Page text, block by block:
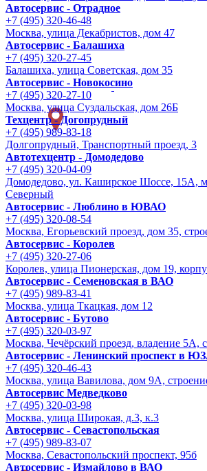
Автосервис - Отрадное
+7 (495) 320-46-48
Москва, улица Декабристов, дом 47
Автосервис - Балашиха
+7 (495) 320-27-45
Балашиха, улица Советская, дом 35
Автосервис - Новокосино
+7 (495) 320-27-10
Москва, улица Суздальская, дом 26Б
Техцентр - Догопрудный
+7 (495) 989-83-18
Долгопрудный, Транспортный проезд, 3
Автотехцентр - Домодедово
+7 (495) 320-04-09
Домодедово, ул. Каширское Шоссе, 15А,
Северный
Автосервис - Люблино в ЮВАО
+7 (495) 320-08-54
Москва, Егорьевский проезд, дом 35,
Автосервис - Королев
+7 (495) 320-27-06
Королев, улица Пионерская, дом 19,
Автосервис - Семеновская в ВАО
+7 (495) 989-83-41
Москва, улица Ткацкая, дом 12
Автосервис - Бутово
+7 (495) 320-03-97
Москва, Чечёрский проезд, владение 5А,
Автосервис - Ленинский проспект в
+7 (495) 320-46-43
Москва, улица Вавилова, дом 9A,
Автосервис Медведково
+7 (495) 320-03-98
Москва, улица Широкая, д.3, к.3
Автосервис - Cевастопольская
+7 (495) 989-83-07
Москва, Севастопольский проспект, 95б
Автосервис - Измайлово в ВАО